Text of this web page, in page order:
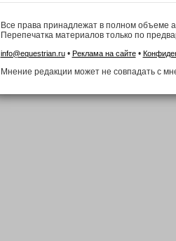
Все права принадлежат в полном объеме
Перепечатка материалов только по
info@equestrian.ru• Реклама на сайте•
Мнение редакции может не совпадать с